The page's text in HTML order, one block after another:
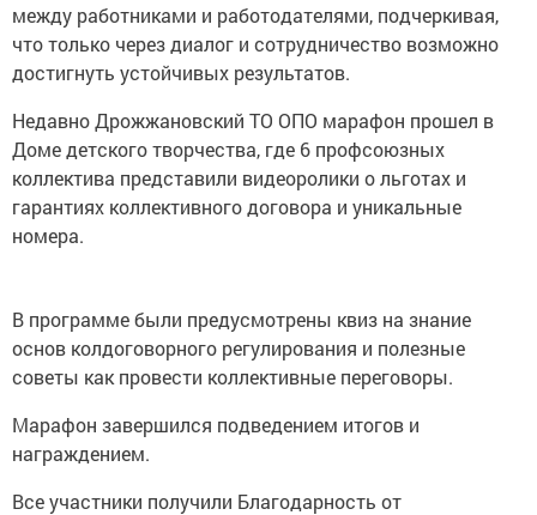
между работниками и работодателями, подчеркивая,
что только через диалог и сотрудничество возможно
достигнуть устойчивых результатов.
Недавно Дрожжановский ТО ОПО марафон прошел в
Доме детского творчества, где 6 профсоюзных
коллектива представили видеоролики о льготах и
гарантиях коллективного договора и уникальные
номера.
В программе были предусмотрены квиз на знание
основ колдоговорного регулирования и полезные
советы как провести коллективные переговоры.
Марафон завершился подведением итогов и
награждением.
Все участники получили Благодарность от